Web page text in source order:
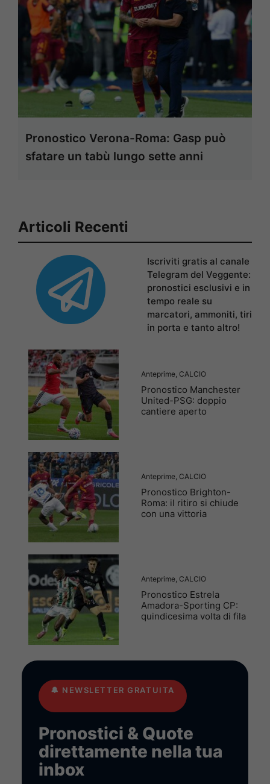
Pronostico Verona-Roma: Gasp può
sfatare un tabù lungo sette anni
Articoli Recenti
Iscriviti gratis al canale
Telegram del Veggente:
pronostici esclusivi e in
tempo reale su
marcatori, ammoniti, tiri
in porta e tanto altro!
Anteprime, CALCIO
Pronostico Manchester
United-PSG: doppio
cantiere aperto
Anteprime, CALCIO
Pronostico Brighton-
Roma: il ritiro si chiude
con una vittoria
Anteprime, CALCIO
Pronostico Estrela
Amadora-Sporting CP:
quindicesima volta di fila
🔔 NEWSLETTER GRATUITA
Pronostici & Quote
direttamente nella tua
inbox